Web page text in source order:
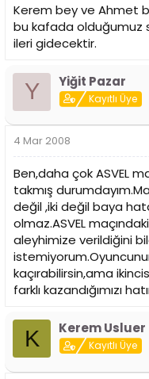
Kerem bey ve Ahmet
bu kafada olduğumuz
ileri gidecektir.
Y Yiğit Pazar
Kayıtlı Üye
4 Mar 2008
Ben,daha çok ASVEL
takmış
değil ,iki değil baya
olmaz.ASVEL
aleyhimize verildiğini
kaçırabilirsin,ama
farklı kazandığımızı
K Kerem Usluer
Kayıtlı Üye